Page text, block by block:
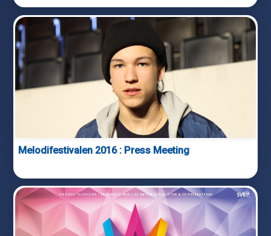
Melodifestivalen 2016 : Press Meeting